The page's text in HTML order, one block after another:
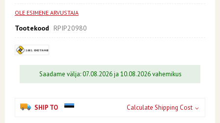
images
OLE ESIMENE ARVUSTAJA
Tootekood RPIP20980
Saadame välja: 07.08.2026 ja 10.08.2026 vahemikus
SHIP TO Calculate Shipping Cost